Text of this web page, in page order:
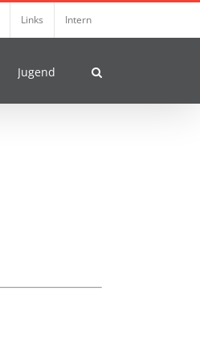
Links Intern
Jugend